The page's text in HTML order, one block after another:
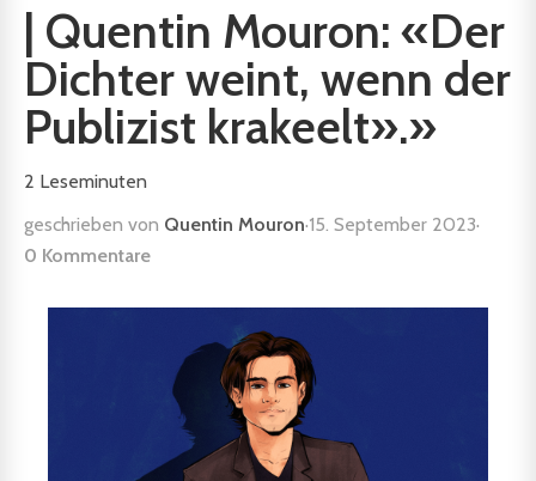
| Quentin Mouron: «Der
Dichter weint, wenn der
Publizist krakeelt».»
2 Leseminuten
geschrieben von Quentin Mouron·15. September 2023·
0 Kommentare